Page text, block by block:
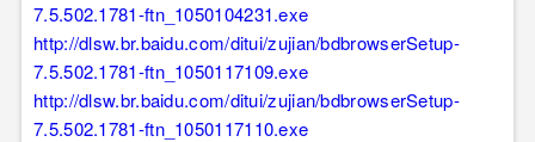
7.5.502.1781-ftn_1050104231.exe
http://dlsw.br.baidu.com/ditui/zujian/bdbrowserSetup-
7.5.502.1781-ftn_1050117109.exe
http://dlsw.br.baidu.com/ditui/zujian/bdbrowserSetup-
7.5.502.1781-ftn_1050117110.exe